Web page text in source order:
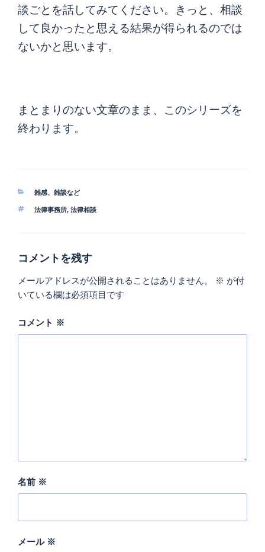
談ごとを話してみてください。きっと、相談
して良かったと思える結果が得られるのでは
ないかと思います。
まとまりのない文章のまま、このシリーズを
終わります。
カ
ゴ
ー
雑感、雑談など
タ
法律事務所, 法律相談
コメントを残す
メールアドレスが公開されることはありません。 ※ が付
いている欄は必須項目です
コメント ※
名前 ※
メール ※